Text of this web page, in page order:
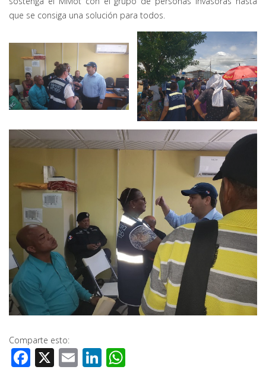
que se consiga una solución para todos.
Comparte esto:
Facebook
X EmailLinkedIn